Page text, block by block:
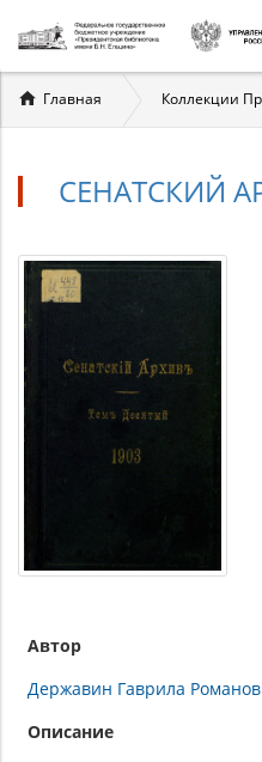
Вы
здесь
Главная Коллекции
СЕНАТСКИЙ
Автор
Державин Гаврила
Описание